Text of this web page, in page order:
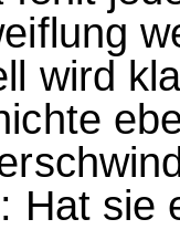
wird
Hat sie